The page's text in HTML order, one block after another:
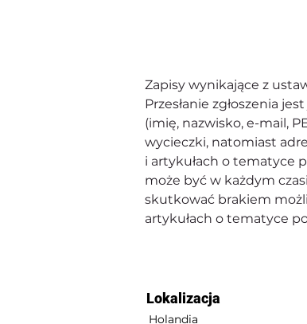
Zapisy wynikające z
Przesłanie zgłoszenia
(imię, nazwisko, e-mail,
wycieczki, natomiast
i artykułach o tematyce
może być w każdym
skutkować brakiem
artykułach o tematyce
Lokalizacja
Holandia